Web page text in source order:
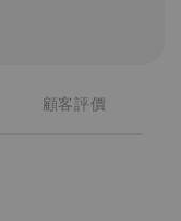
顧客評價